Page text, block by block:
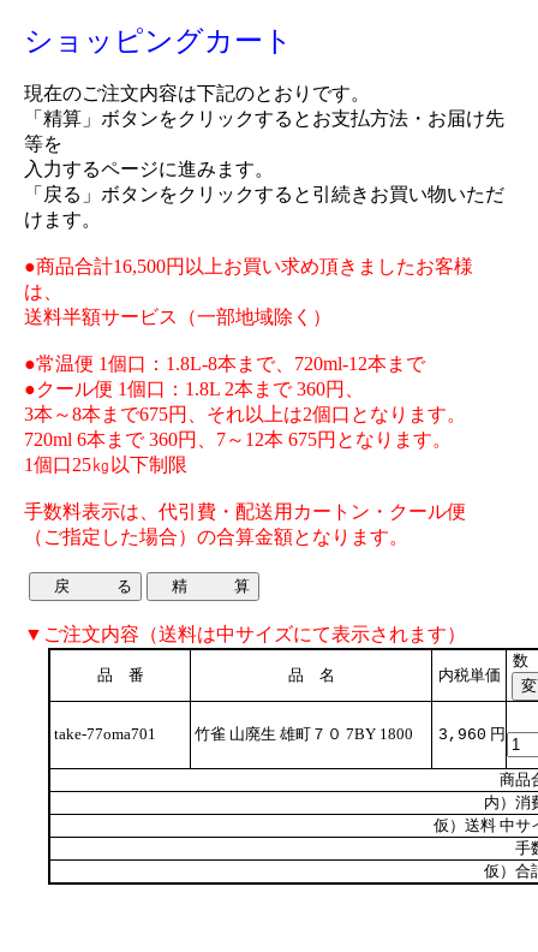
ショッピングカート
現在のご注文内容は下記のとおりです。
「精算」ボタンをクリックするとお支払方法・お届け先
等を
入力するページに進みます。
「戻る」ボタンをクリックすると引続きお買い物いただ
けます。
●商品合計16,500円以上お買い求め頂きましたお客様
は、
送料半額サービス（一部地域除く）
●常温便 1個口：1.8L-8本まで、720ml-12本まで
●クール便 1個口：1.8L 2本まで 360円、
3本～8本まで675円、それ以上は2個口となります。
720ml 6本まで 360円、7～12本 675円となります。
1個口25㎏以下制限
手数料表示は、代引費・配送用カートン・クール便
（ご指定した場合）の合算金額となります。
▼ご注文内容（送料は中サイズにて表示されます）
品 番 品 名 内税単価
数
take-77oma701 竹雀 山廃生 雄町７０ 7BY 1800 3,960 円
商品
内）消
仮）送料 中サ
手
仮）合